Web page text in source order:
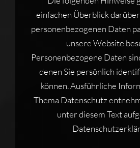
einfachen Überblick
personenbezogenen Daten
unsere Website
Personenbezogene Daten
denen Sie persönlich
können. Ausführliche
Thema Datenschutz
unter diesem Text